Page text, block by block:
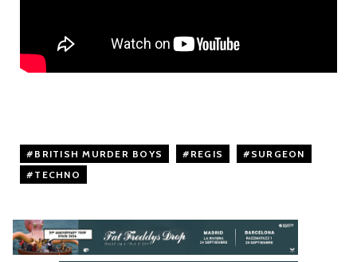
BRITISH MURDER BOYS REGIS SURGEON
TECHNO